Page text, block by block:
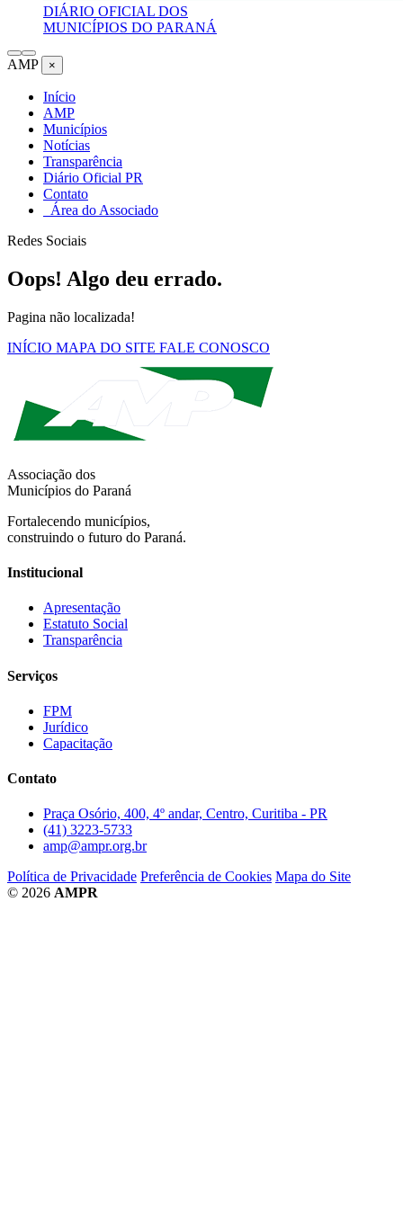
DIÁRIO OFICIAL DOS
MUNICÍPIOS DO PARANÁ
AMP ×
Início
AMP
Municípios
Notícias
Transparência
Diário Oficial PR
Contato
Área do Associado
Redes Sociais
Oops! Algo deu errado.
Pagina não localizada!
INÍCIO MAPA DO SITE FALE CONOSCO
Associação dos
Municípios do Paraná
Fortalecendo municípios,
construindo o futuro do Paraná.
Institucional
Apresentação
Estatuto Social
Transparência
Serviços
FPM
Jurídico
Capacitação
Contato
Praça Osório, 400, 4º andar, Centro, Curitiba - PR
(41) 3223-5733
amp@ampr.org.br
Política de Privacidade Preferência de Cookies Mapa do Site
© 2026 AMPR